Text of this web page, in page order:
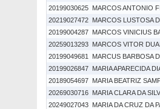
20199030625 MARCOS ANTONIO
20219027472 MARCOS LUSTOSA
20199004287 MARCOS VINICIUS
20259013293 MARCOS VITOR
20199049681
MARCUS BARBOSA
20199026847 MARIA APARECIDA
20189054697 MARIA BEATRIZ
20269030716 MARIA CLARA DA
20249027043 MARIA DA CRUZ DA